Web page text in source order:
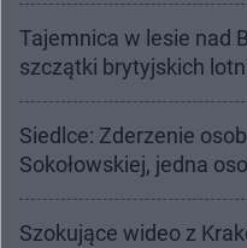
Tajemnica w lesie nad
szczątki brytyjskich
Siedlce: Zderzenie
Sokołowskiej, jedna
Szokujące wideo z